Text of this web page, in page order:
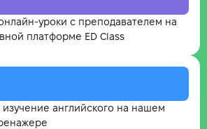
уроки с преподавателем на
платформе ED Class
английского на нашем